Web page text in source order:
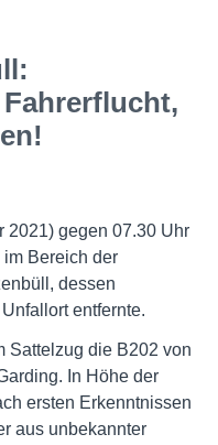
2021) gegen 07.30 Uhr
im Bereich der
dessen
entfernte.
Sattelzug die B202 von
In Höhe der
ersten Erkenntnissen
aus unbekannter